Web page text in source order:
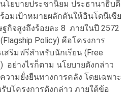
โยบายประชานิยม ประธานาธิบดี
อมเป้าหมายผลักดันให้อินโดนีเซีย
กิจสูงถึงร้อยละ 8 ภายในปี 2572
Policy) คือโครงการ
สริมฟรีสำหรับนักเรียน (Free
อย่างไรก็ตาม นโยบายดังกล่าว
วามยั่งยืนทางการคลัง โดยเฉพาะ
บโครงการดังกล่าว ภายใต้ข้อ